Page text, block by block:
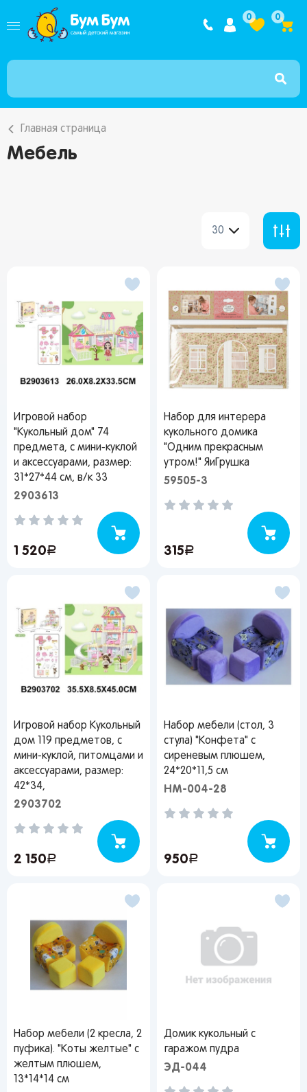
Интернет
0 0
Главная страница
Мебель
30
Игровой набор
"Кукольный дом" 74
предмета, с мини-куклой
и аксессуарами, размер:
31*27*44 см, в/к 33
2903613
1 520руб.
Набор для интерера
кукольного домика
"Одним прекрасным
утром!" ЯиГрушка
59505-3
315руб.
Игровой набор Кукольный
дом 119 предметов, с
мини-куклой, питомцами и
аксессуарами, размер:
42*34,
2903702
2 150руб.
Набор мебели (стол, 3
стула) "Конфета" с
сиреневым плюшем,
24*20*11,5 см
НМ-004-28
950руб.
Набор мебели (2 кресла, 2
пуфика). "Коты желтые" с
желтым плюшем,
13*14*14 см
Домик кукольный с
гаражом пудра
ЭД-044